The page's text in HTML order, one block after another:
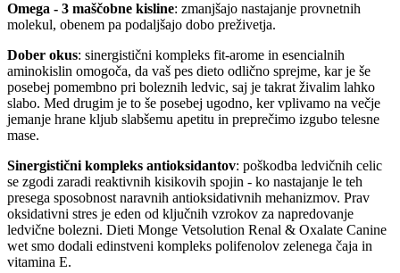
Omega - 3 maščobne kisline: zmanjšajo nastajanje provnetnih
molekul, obenem pa podaljšajo dobo preživetja.
Dober okus: sinergistični kompleks fit-arome in esencialnih
aminokislin omogoča, da vaš pes dieto odlično sprejme, kar je še
posebej pomembno pri boleznih ledvic, saj je takrat živalim lahko
slabo. Med drugim je to še posebej ugodno, ker vplivamo na večje
jemanje hrane kljub slabšemu apetitu in preprečimo izgubo telesne
mase.
Sinergistični kompleks antioksidantov: poškodba ledvičnih celic
se zgodi zaradi reaktivnih kisikovih spojin - ko nastajanje le teh
presega sposobnost naravnih antioksidativnih mehanizmov. Prav
oksidativni stres je eden od ključnih vzrokov za napredovanje
ledvične bolezni. Dieti Monge Vetsolution Renal & Oxalate Canine
wet smo dodali edinstveni kompleks polifenolov zelenega čaja in
vitamina E.